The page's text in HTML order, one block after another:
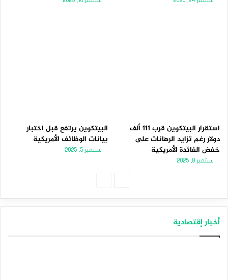
استقرار البيتكوين قرب 111 ألف
دولار رغم تزايد الرهانات على
خفض الفائدة الأمريكية
سبتمبر 8, 2025
البيتكوين يرتفع قبل اختبار
بيانات الوظائف الأمريكية
سبتمبر 5, 2025
أخبار إقتصادية